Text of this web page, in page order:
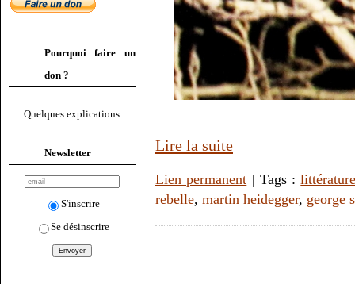
Pourquoi faire un
don ?
Quelques explications
Newsletter
S'inscrire
Se désinscrire
Lire la suite
Lien permanent | Tags :
rebelle, martin heidegger, george